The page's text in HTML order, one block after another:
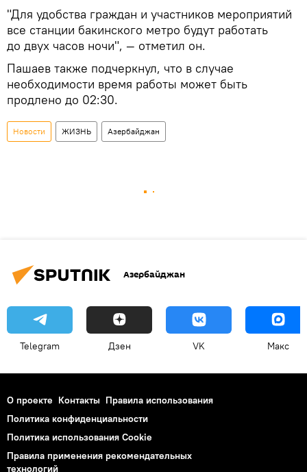
"Для удобства граждан и участников мероприятий
все станции бакинского метро будут работать
до двух часов ночи", — отметил он.
Пашаев также подчеркнул, что в случае
необходимости время работы может быть
продлено до 02:30.
Новости ЖИЗНЬ Азербайджан
Азербайджан
Telegram Дзен VK Макс
О проекте Контакты Правила использования
Политика конфиденциальности
Политика использования Cookie
Правила применения рекомендательных
технологий